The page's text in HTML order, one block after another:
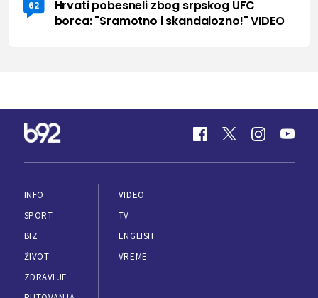
62
Hrvati pobesneli zbog srpskog UFC
borca: "Sramotno i skandalozno!" VIDEO
INFO
SPORT
BIZ
ŽIVOT
ZDRAVLJE
VIDEO
TV
ENGLISH
VREME